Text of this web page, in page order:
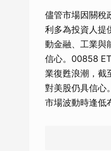
儘管市場因關稅
利多為投資人提
動金融、工業與
信心。00858
業復甦浪潮，截
對美股仍具信心
市場波動時逢低